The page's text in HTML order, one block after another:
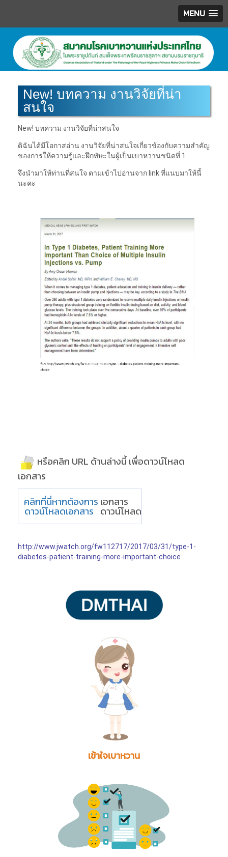
MENU
.
New! บทความ งานวิจัยที่น่า
สนใจ
New! บทความ งานวิจัยที่น่าสนใจ
ดิฉันได้มีโอกาสอ่าน งานวิจัยที่น่าสนใจเกี่ยวข้องกับความสำคัญ
ของการให้ความรู้และฝึกทัษะในผู้เป็นเบาหวานชนิดที่ 1
จึงนำมาให้ท่านที่สนใจ ตามเข้าไปอ่านจาก link ที่แนบมาให้นี้
นะคะ
หรือคลิก URL ด้านล่างนี้ เพื่อดาวน์โหลด
เอกสาร
คลิกที่นี่หากต้องการ
ดาวน์โหลดเอกสาร
เอกสาร
ดาวน์โหลด
http://www.jwatch.org/fw112717/2017/03/31/type-1-
diabetes-patient-training-more-important-choice
เข้าใจเบาหวาน